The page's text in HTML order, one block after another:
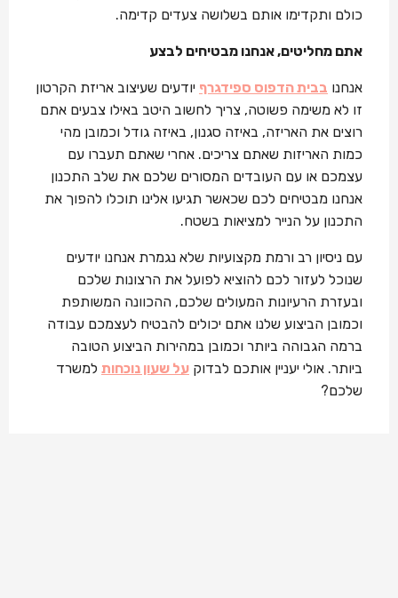
כולם ותקדימו אותם בשלושה צעדים קדימה.
אתם מחליטים, אנחנו מבטיחים לבצע
אנחנו בבית הדפוס ספידגרף יודעים שעיצוב אריזת הקרטון
זו לא משימה פשוטה, צריך לחשוב היטב באילו צבעים אתם
רוצים את האריזה, באיזה סגנון, באיזה גודל וכמובן מהי
כמות האריזות שאתם צריכים. אחרי שאתם תעברו עם
עצמכם או עם העובדים המסורים שלכם את שלב התכנון
אנחנו מבטיחים לכם שכאשר תגיעו אלינו תוכלו להפוך את
התכנון על הנייר למציאות בשטח.
עם ניסיון רב ורמת מקצועיות שלא נגמרת אנחנו יודעים
שנוכל לעזור לכם להוציא לפועל את הרצונות שלכם
ובעזרת הרעיונות המעולים שלכם, ההכוונה המשותפת
וכמובן הביצוע שלנו אתם יכולים להבטיח לעצמכם עבודה
ברמה הגבוהה ביותר וכמובן במהירות הביצוע הטובה
ביותר. אולי יעניין אותכם לבדוק על שעון נוכחות למשרד
שלכם?